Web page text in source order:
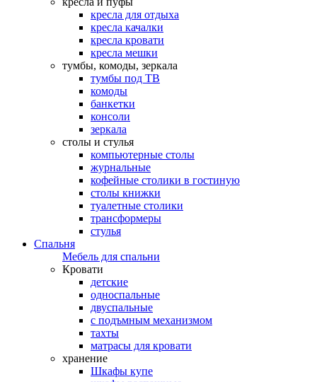
кресла для отдыха
кресла качалки
кресла кровати
кресла мешки
тумбы, комоды, зеркала
тумбы под ТВ
комоды
банкетки
консоли
зеркала
столы и стулья
компьютерные столы
журнальные
кофейные столики в гостиную
столы книжки
туалетные столики
трансформеры
стулья
Спальня
Мебель для спальни
Кровати
детские
односпальные
двуспальные
с подъмным механизмом
тахты
матрасы для кровати
хранение
Шкафы купе